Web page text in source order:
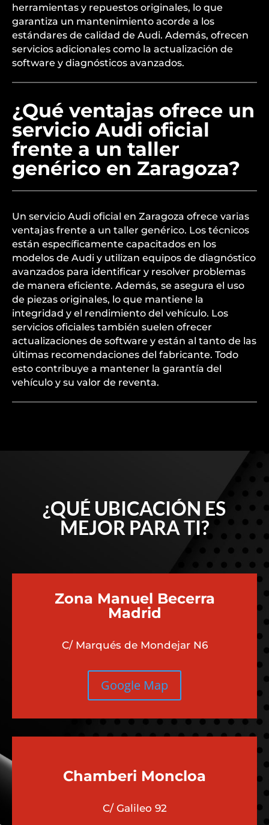
herramientas y repuestos originales, lo que
garantiza un mantenimiento acorde a los
estándares de calidad de Audi. Además, ofrecen
servicios adicionales como la actualización de
software y diagnósticos avanzados.
¿Qué ventajas ofrece un
servicio Audi oficial
frente a un taller
genérico en Zaragoza?
Un servicio Audi oficial en Zaragoza ofrece varias
ventajas frente a un taller genérico. Los técnicos
están específicamente capacitados en los
modelos de Audi y utilizan equipos de diagnóstico
avanzados para identificar y resolver problemas
de manera eficiente. Además, se asegura el uso
de piezas originales, lo que mantiene la
integridad y el rendimiento del vehículo. Los
servicios oficiales también suelen ofrecer
actualizaciones de software y están al tanto de las
últimas recomendaciones del fabricante. Todo
esto contribuye a mantener la garantía del
vehículo y su valor de reventa.
¿QUÉ UBICACIÓN ES
MEJOR PARA TI?
Zona Manuel Becerra
Madrid
C/ Marqués de Mondejar N6
Google Map
Chamberi Moncloa
C/ Galileo 92